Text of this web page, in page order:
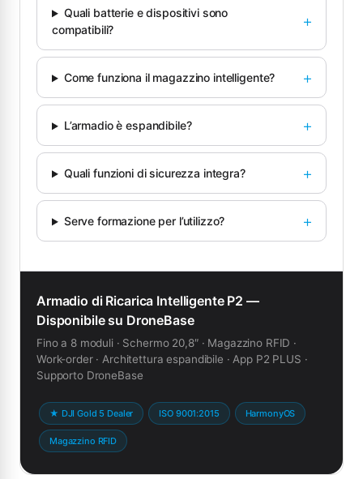
Quali batterie e dispositivi sono
compatibili?
Come funziona il magazzino intelligente?
L’armadio è espandibile?
Quali funzioni di sicurezza integra?
Serve formazione per l’utilizzo?
Armadio di Ricarica Intelligente P2 —
Disponibile su DroneBase
Fino a 8 moduli · Schermo 20,8″ · Magazzino RFID ·
Work-order · Architettura espandibile · App P2 PLUS ·
Supporto DroneBase
★ DJI Gold 5 Dealer ISO 9001:2015 HarmonyOS
Magazzino RFID